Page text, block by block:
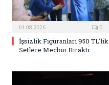
01.08.2026 0
İşsizlik Figüranları 950 TL’lik
Setlere Mecbur Bıraktı